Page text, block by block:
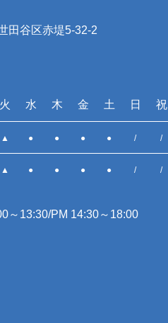
田谷区赤堤5-32-2
火 水 木 金 土 日 祝
▲ ● ● ● ● / /
▲ ● ● ● ● / /
13:30/PM 14:30～18:00